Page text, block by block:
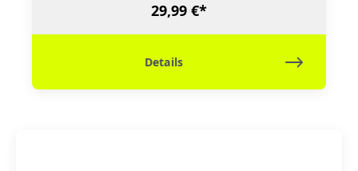
29,99 €*
Details